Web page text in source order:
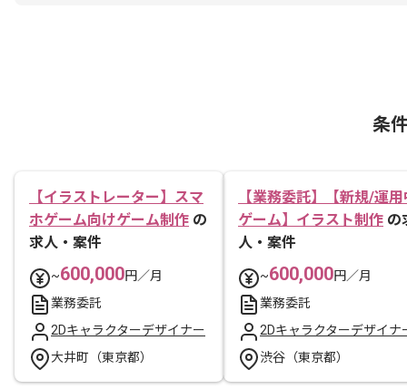
条
【イラストレーター】スマ
ホゲーム向けゲーム制作 の
求人・案件
~600,000円／月
業務委託
2Dキャラクターデザイナー
大井町（東京都）
【業務委託】【新規/運用
ゲーム】イラスト制作 の
人・案件
~600,000円／月
業務委託
2Dキャラクターデザイナ
渋谷（東京都）